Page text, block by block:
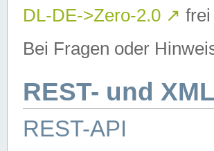
DL-DE->Zero-2.0 ↗ frei
Bei Fragen oder
REST- und
REST-API